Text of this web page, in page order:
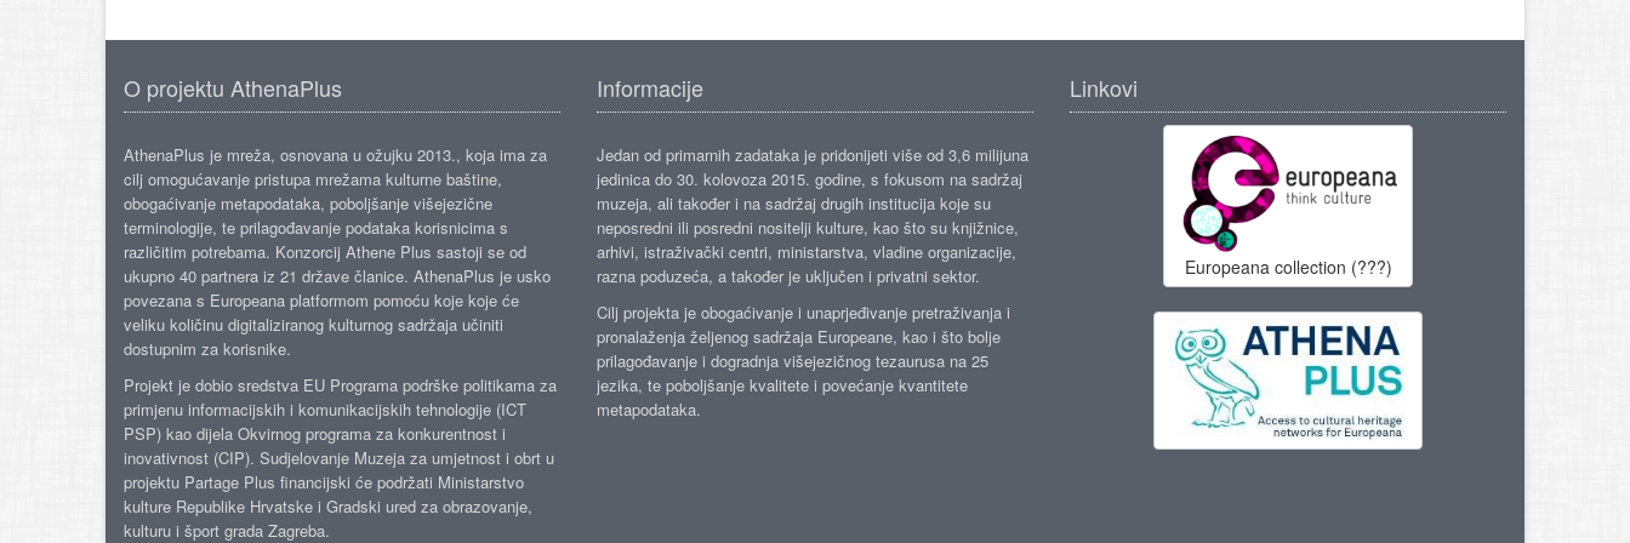
O projektu AthenaPlus
AthenaPlus je mreža, osnovana u ožujku 2013., koja ima za
cilj omogućavanje pristupa mrežama kulturne baštine,
obogaćivanje metapodataka, poboljšanje višejezične
terminologije, te prilagođavanje podataka korisnicima s
različitim potrebama. Konzorcij Athene Plus sastoji se od
ukupno 40 partnera iz 21 države članice. AthenaPlus je usko
povezana s Europeana platformom pomoću koje koje će
veliku količinu digitaliziranog kulturnog sadržaja učiniti
dostupnim za korisnike.
Projekt je dobio sredstva EU Programa podrške politikama za
primjenu informacijskih i komunikacijskih tehnologije (ICT
PSP) kao dijela Okvirnog programa za konkurentnost i
inovativnost (CIP). Sudjelovanje Muzeja za umjetnost i obrt u
projektu Partage Plus financijski će podržati Ministarstvo
kulture Republike Hrvatske i Gradski ured za obrazovanje,
kulturu i šport grada Zagreba.
Informacije
Jedan od primarnih zadataka je pridonijeti više od 3,6 milijuna
jedinica do 30. kolovoza 2015. godine, s fokusom na sadržaj
muzeja, ali također i na sadržaj drugih institucija koje su
neposredni ili posredni nositelji kulture, kao što su knjižnice,
arhivi, istraživački centri, ministarstva, vladine organizacije,
razna poduzeća, a također je uključen i privatni sektor.
Cilj projekta je obogaćivanje i unaprjeđivanje pretraživanja i
pronalaženja željenog sadržaja Europeane, kao i što bolje
prilagođavanje i dogradnja višejezičnog tezaurusa na 25
jezika, te poboljšanje kvalitete i povećanje kvantitete
metapodataka.
Linkovi
Europeana collection (???)